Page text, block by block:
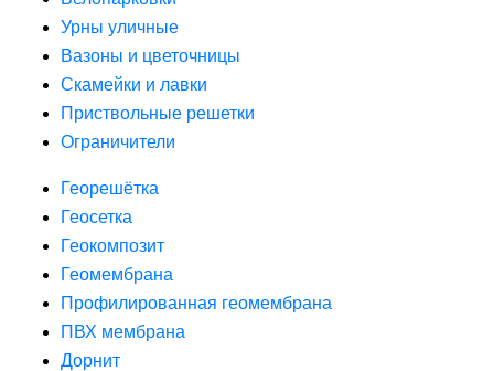
Урны уличные
Вазоны и цветочницы
Скамейки и лавки
Приствольные решетки
Ограничители
Георешётка
Геосетка
Геокомпозит
Геомембрана
Профилированная геомембрана
ПВХ мембрана
Дорнит